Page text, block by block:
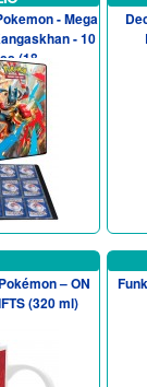
- Mega
- 10
(18...
– ON
(320 ml)